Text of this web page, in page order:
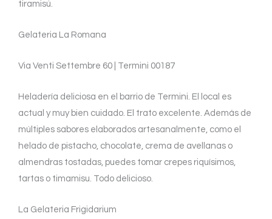
tiramisú.
Gelateria La Romana
Via Venti Settembre 60 | Termini 00187
Heladería deliciosa en el barrio de Termini. El local es
actual y muy bien cuidado. El trato excelente. Además de
múltiples sabores elaborados artesanalmente, como el
helado de pistacho, chocolate, crema de avellanas o
almendras tostadas, puedes tomar crepes riquísimos,
tartas o timamisu. Todo delicioso.
La Gelateria Frigidarium